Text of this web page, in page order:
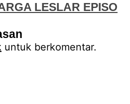
LESLAR EPISO
untuk berkomentar.